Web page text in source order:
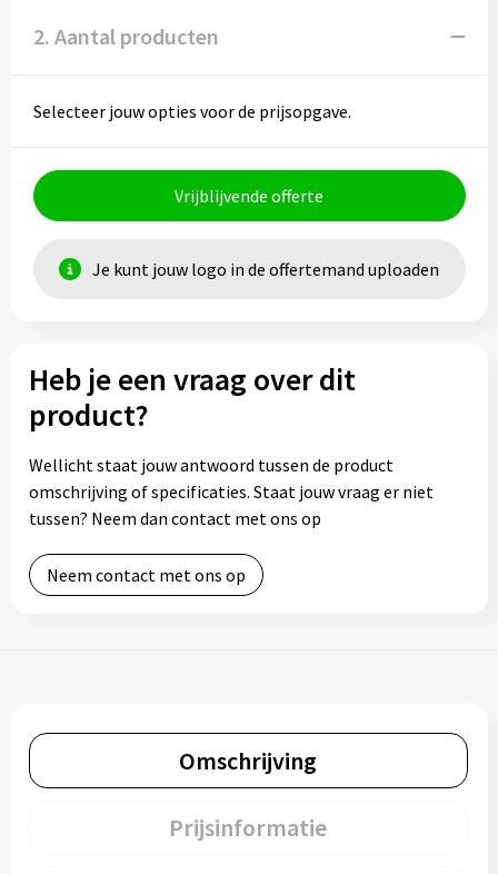
2. Aantal producten
Selecteer jouw opties voor de prijsopgave.
Vrijblijvende offerte
Je kunt jouw logo in de offertemand uploaden
Heb je een vraag over dit
product?
Wellicht staat jouw antwoord tussen de product
omschrijving of specificaties. Staat jouw vraag er niet
tussen? Neem dan contact met ons op
Neem contact met ons op
Omschrijving
Prijsinformatie